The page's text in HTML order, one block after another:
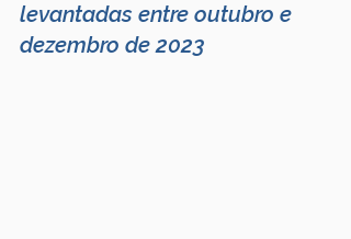
levantadas entre outubro e
dezembro de 2023